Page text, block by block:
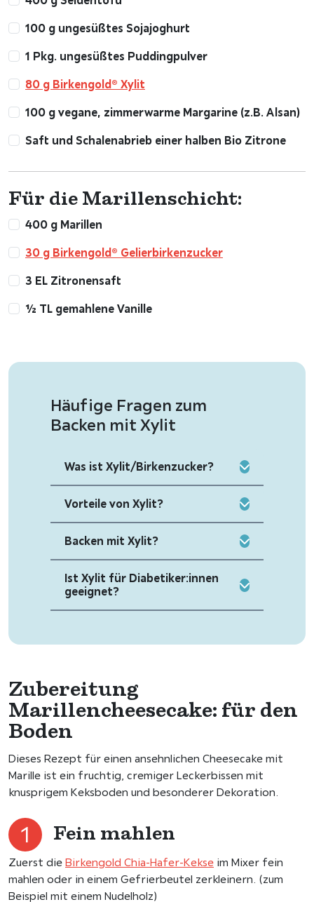
100 g ungesüßtes Sojajoghurt
1 Pkg. ungesüßtes Puddingpulver
80 g Birkengold® Xylit
100 g vegane, zimmerwarme Margarine (z.B. Alsan)
Saft und Schalenabrieb einer halben Bio Zitrone
Für die Marillenschicht:
400 g Marillen
30 g Birkengold® Gelierbirkenzucker
3 EL Zitronensaft
½ TL gemahlene Vanille
Häufige Fragen zum
Backen mit Xylit
Was ist Xylit/Birkenzucker?
Vorteile von Xylit?
Backen mit Xylit?
Ist Xylit für Diabetiker:innen
geeignet?
Zubereitung
Marillencheesecake: für den
Boden
Dieses Rezept für einen ansehnlichen Cheesecake mit
Marille ist ein fruchtig, cremiger Leckerbissen mit
knusprigem Keksboden und besonderer Dekoration.
Fein mahlen
Zuerst die Birkengold Chia-Hafer-Kekse im Mixer fein
mahlen oder in einem Gefrierbeutel zerkleinern. (zum
Beispiel mit einem Nudelholz)